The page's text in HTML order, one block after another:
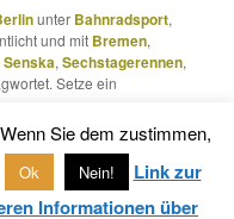
unter Bahnradsport,
und mit Bremen,
,Sechstagerennen,
Setze ein
von WordPress
Sie dem zustimmen,
Ok Nein!
Link zur
Informationen über